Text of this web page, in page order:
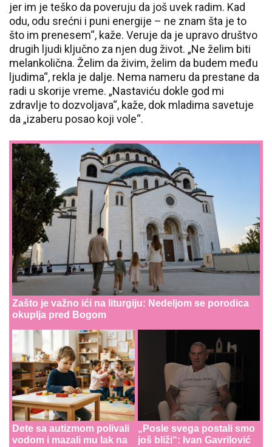
jer im je teško da poveruju da još uvek radim. Kad
odu, odu srećni i puni energije – ne znam šta je to
što im prenesem“, kaže. Veruje da je upravo društvo
drugih ljudi ključno za njen dug život. „Ne želim biti
melankolična. Želim da živim, želim da budem među
ljudima“, rekla je dalje. Nema nameru da prestane da
radi u skorije vreme. „Nastaviću dokle god mi
zdravlje to dozvoljava“, kaže, dok mladima savetuje
da „izaberu posao koji vole“.
Zašto je važno ići na liturgiju: Nedeljom se porodica
okuplja pred Bogom
Dete sa autizmom polivali
vodom i mazali mu lak na
„Posle svega postali smo
još bliži“: Ivan Gavrilović